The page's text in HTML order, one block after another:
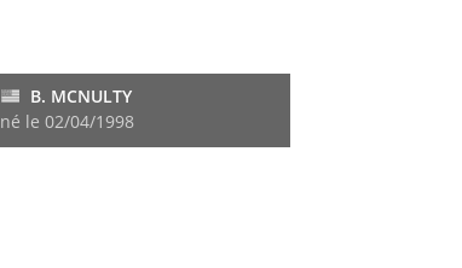
B. MCNULTY
né le 02/04/1998